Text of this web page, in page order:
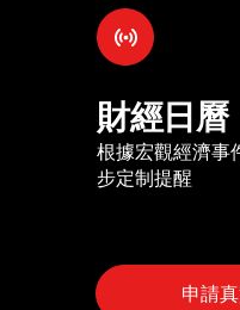
財經日曆
根據宏觀經濟事
步定制提醒